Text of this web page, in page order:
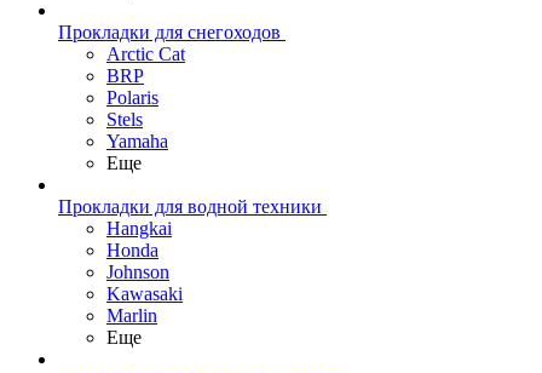
Прокладки для снегоходов
Arctic Cat
BRP
Polaris
Stels
Yamaha
Еще
Прокладки для водной техники
Hangkai
Honda
Johnson
Kawasaki
Marlin
Еще